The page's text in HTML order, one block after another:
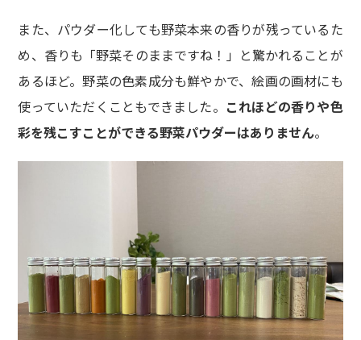
また、パウダー化しても野菜本来の香りが残っているた
め、香りも「野菜そのままですね！」と驚かれることが
あるほど。野菜の色素成分も鮮やかで、絵画の画材にも
使っていただくこともできました。 これほどの香りや色
彩を残こすことができる野菜パウダーはありません。